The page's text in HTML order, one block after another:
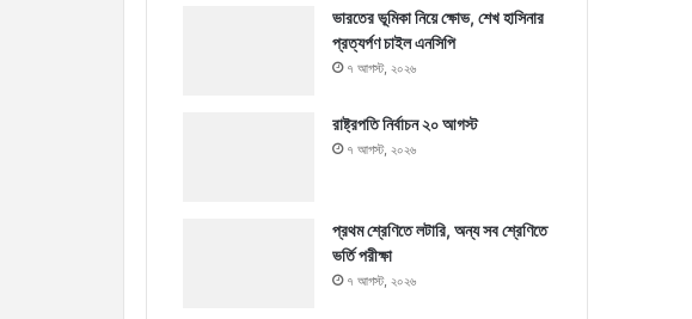
ভারতের ভূমিকা নিয়ে ক্ষোভ, শেখ হাসিনার
প্রত্যর্পণ চাইল এনসিপি
৭ আগস্ট, ২০২৬
রাষ্ট্রপতি নির্বাচন ২০ আগস্ট
৭ আগস্ট, ২০২৬
প্রথম শ্রেণিতে লটারি, অন্য সব শ্রেণিতে
ভর্তি পরীক্ষা
৭ আগস্ট, ২০২৬